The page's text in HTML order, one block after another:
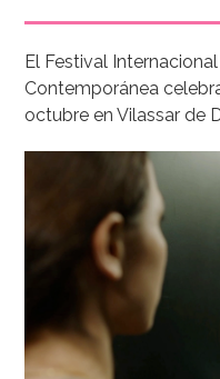
El Festival
Contemporánea
octubre en Vilassar de